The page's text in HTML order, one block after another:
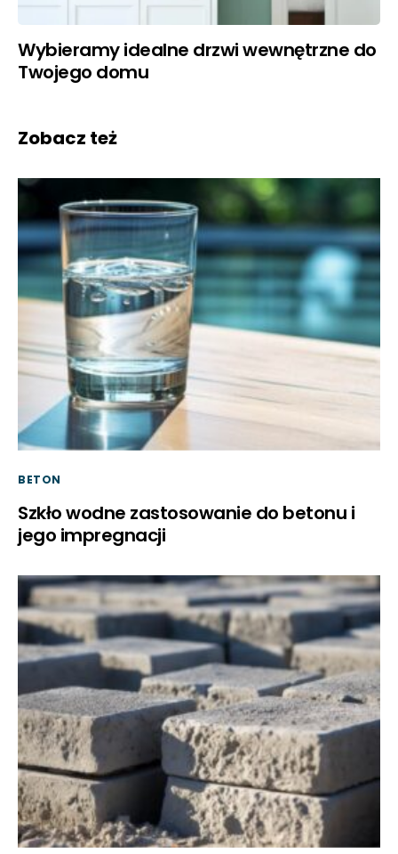
Wybieramy idealne drzwi wewnętrzne do
Twojego domu
Zobacz też
BETON
Szkło wodne zastosowanie do betonu i
jego impregnacji